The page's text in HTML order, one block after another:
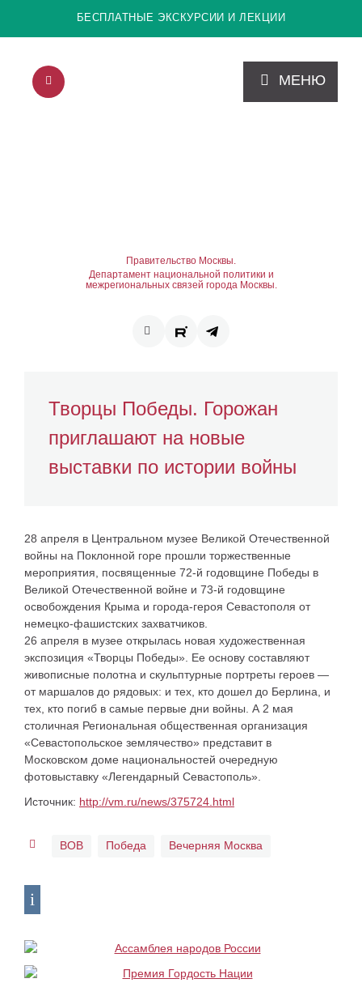
БЕСПЛАТНЫЕ ЭКСКУРСИИ И ЛЕКЦИИ
МЕНЮ
Правительство Москвы.
Департамент национальной политики и
межрегиональных связей города Москвы.
Творцы Победы. Горожан
приглашают на новые
выставки по истории войны
28 апреля в Центральном музее Великой Отечественной
войны на Поклонной горе прошли торжественные
мероприятия, посвященные 72-й годовщине Победы в
Великой Отечественной войне и 73-й годовщине
освобождения Крыма и города-героя Севастополя от
немецко-фашистских захватчиков.
26 апреля в музее открылась новая художественная
экспозиция «Творцы Победы». Ее основу составляют
живописные полотна и скульптурные портреты героев —
от маршалов до рядовых: и тех, кто дошел до Берлина, и
тех, кто погиб в самые первые дни войны. А 2 мая
столичная Региональная общественная организация
«Севастопольское землячество» представит в
Московском доме национальностей очередную
фотовыставку «Легендарный Севастополь».
Источник: http://vm.ru/news/375724.html
ВОВ Победа Вечерняя Москва